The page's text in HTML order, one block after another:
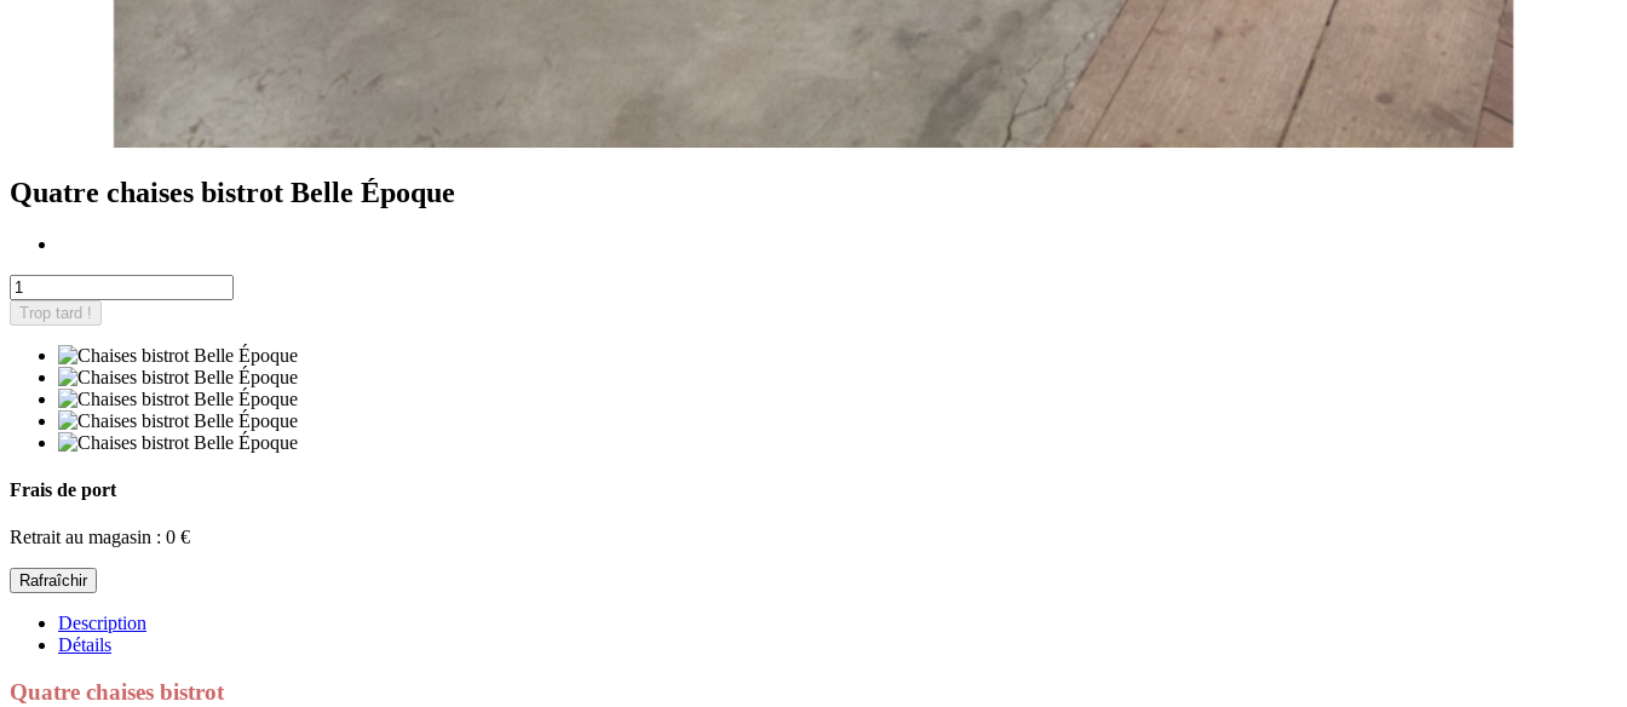
Quatre chaises bistrot Belle Époque
Trop tard !
Frais de port
Retrait au magasin : 0 €
Description
Détails
Quatre chaises bistrot